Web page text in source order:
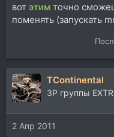
вот этим точно
поменять (запускать
TContinental
ЗР группы
2 Апр 2011